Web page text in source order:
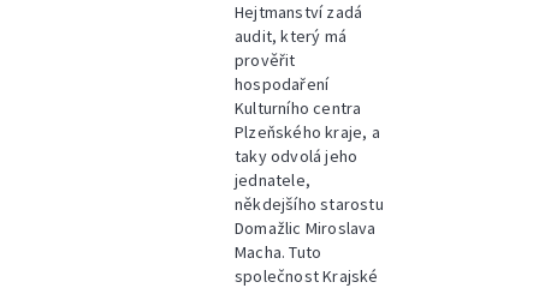
Hejtmanství zadá
audit, který má
prověřit
hospodaření
Kulturního centra
Plzeňského kraje, a
taky odvolá jeho
jednatele,
někdejšího starostu
Domažlic Miroslava
Macha. Tuto
společnost Krajské